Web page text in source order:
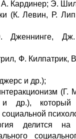
Кардинер; Э.
(К. Левин, Р.
Ф. Килпатрик,
и др.);
(Г.
который
делится